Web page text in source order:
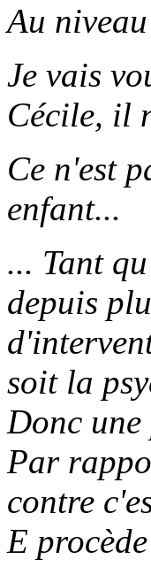
Au
Je vais
Cécile, il
Ce n'est
enfant...
... Tant
depuis
soit la
Donc une
Par
contre
E